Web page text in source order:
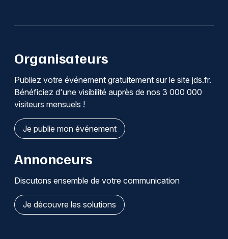
Organisateurs
Publiez votre événement gratuitement sur le site jds.fr.
Bénéficiez d'une visibilité auprès de nos 3 000 000
visiteurs mensuels !
Je publie mon événement
Annonceurs
Discutons ensemble de votre communication
Je découvre les solutions